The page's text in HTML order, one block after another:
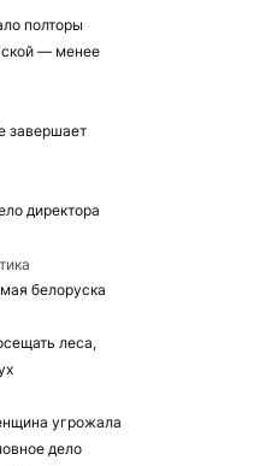
полторы
— менее
завершает
директора
белоруска
леса,
угрожала
дело